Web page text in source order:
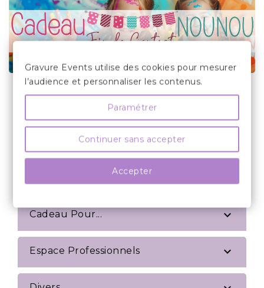
Décoration De Table
Cadeau Pour... 
Espace Professionnels 
Gravure Events utilise des cookies pour mesurer
l’audience et personnaliser les contenus.
Paramétrer
Continuer sans accepter
Accepter